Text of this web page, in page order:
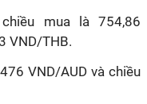
mua là 754,86
VND/THB.
VND/AUD và chiều